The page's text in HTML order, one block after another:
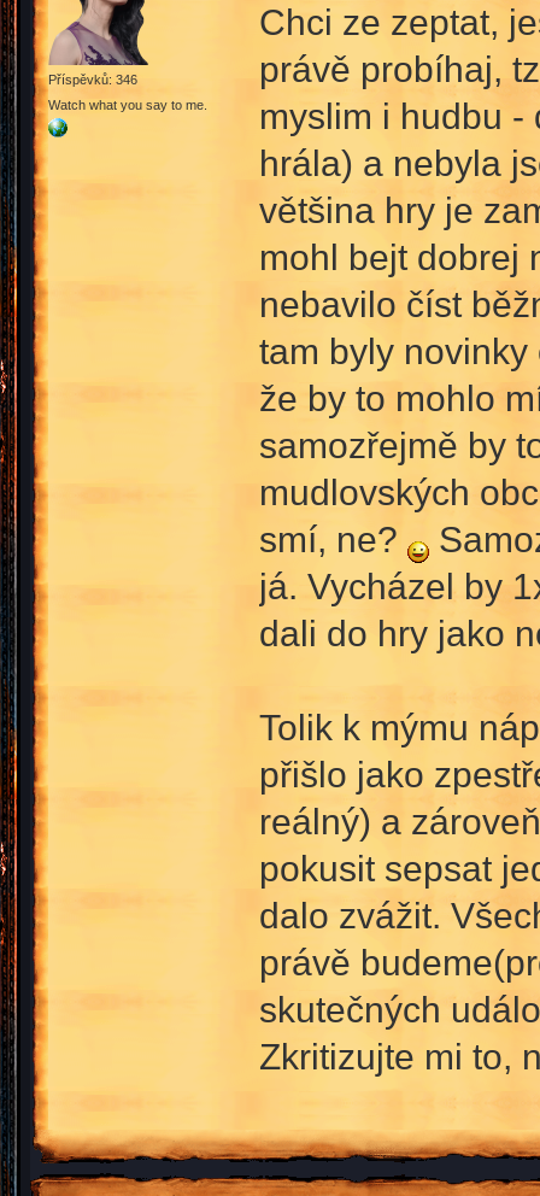
Příspěvků: 346
Watch what you say to me.
Chci ze zeptat,
právě probíhaj,
myslim i hudbu -
hrála) a nebyla
většina hry je
mohl bejt dobrej
nebavilo číst
tam byly
že by to mohlo
samozřejmě by
mudlovských
smí, ne?
já. Vycházel by
dali do hry jako
Tolik k mýmu
přišlo jako
reálný) a
pokusit sepsat
dalo zvážit.
právě
skutečných
Zkritizujte mi to,